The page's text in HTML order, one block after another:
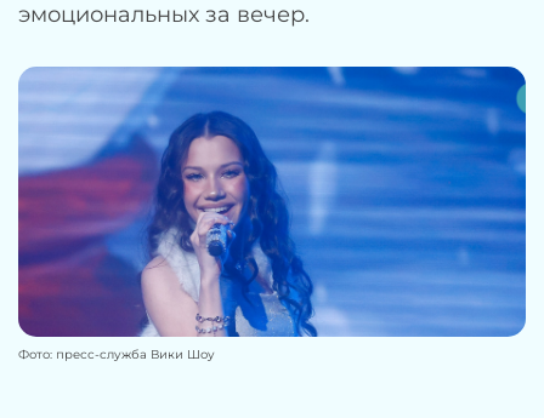
эмоциональных за вечер.
Фото: пресс-служба Вики Шоу